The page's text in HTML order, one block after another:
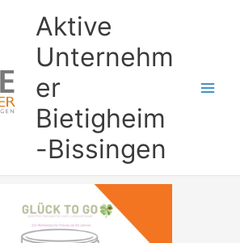
Aktive
Unternehm
er
Bietigheim
-Bissingen